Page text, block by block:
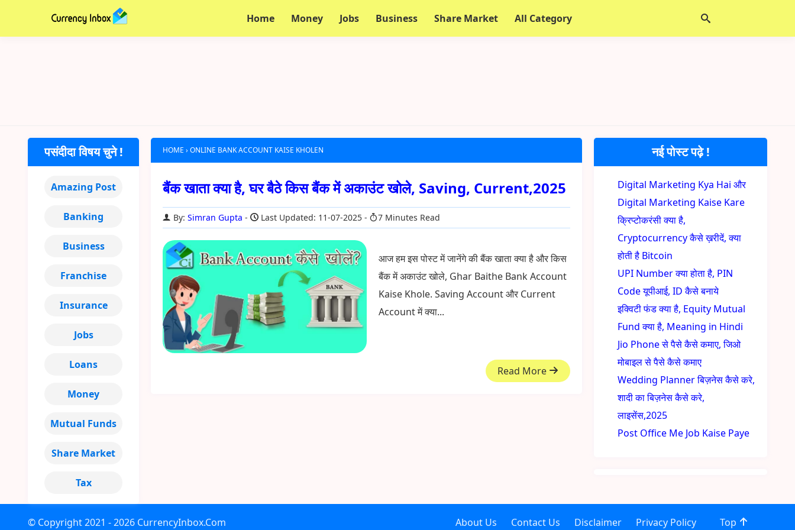
Home Money Jobs Business Share Market All Category
HOME ›ONLINE BANK ACCOUNT KAISE KHOLEN
बैंक खाता क्या है, घर बैठे किस बैंक में अकाउंट खोले, Saving, Current,2025
By:Simran Gupta Last Updated: 11-07-2025 7 Minutes Read
आज हम इस पोस्ट में जानेंगे की बैंक खाता क्या है और किस
बैंक में अकाउंट खोले, Ghar Baithe Bank Account
Kaise Khole. Saving Account और Current
Account में क्या...
Read More
नई पोस्ट पढ़े !
Digital Marketing Kya Hai और
Digital Marketing Kaise Kare
क्रिप्टोकरंसी क्या है,
Cryptocurrency कैसे ख़रीदें, क्या
होती है Bitcoin
UPI Number क्या होता है, PIN
Code यूपीआई, ID कैसे बनाये
इक्विटी फंड क्या है, Equity Mutual
Fund क्या है, Meaning in Hindi
Jio Phone से पैसे कैसे कमाए, जिओ
मोबाइल से पैसे कैसे कमाए
Wedding Planner बिज़नेस कैसे करे,
शादी का बिज़नेस कैसे करे,
लाइसेंस,2025
Post Office Me Job Kaise Paye
पसंदीदा विषय चुने !
Amazing Post
Banking
Business
Franchise
Insurance
Jobs
Loans
Money
Mutual Funds
Share Market
Tax
© Copyright2021 - 2026 CurrencyInbox.Com About Us Contact Us Disclaimer Privacy Policy Top